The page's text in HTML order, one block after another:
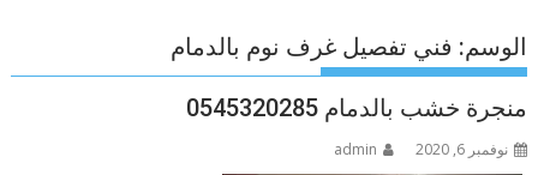
الوسم: فني تفصيل غرف نوم بالدمام
منجرة خشب بالدمام 0545320285
نوفمبر 6, 2020 admin